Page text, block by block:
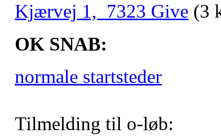
Kjærvej 1, 7323 Give (3
OK SNAB:
normale startsteder
Tilmelding til o-løb: